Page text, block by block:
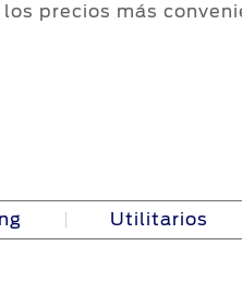
precios más
Utilitarios